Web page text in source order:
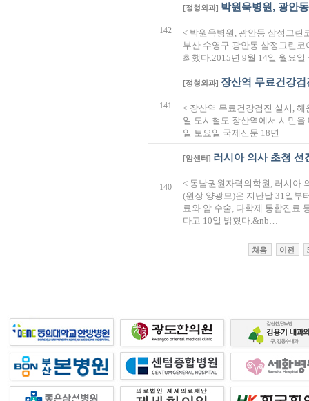
142
[정형외과] 박원욱병원, 광안
< 박원욱병원, 광안동 삼정그린
부산 수영구 광안동 삼정그린
최했다.2015년 9월 14일 월요일
141
[정형외과] 장산역 무료건강
< 장산역 무료건강검진 실시,
일 도시철도 장산역에서 시민
일 토요일 국제신문 18면
140
[암센터] 러시아 의사 초청
< 동남권원자력의학원, 러시아
(원장 양광모)은 지난달 31일부
료와 암 수술, 다학제 통합진료
다고 10일 밝혔다.&nb…
처음 이전